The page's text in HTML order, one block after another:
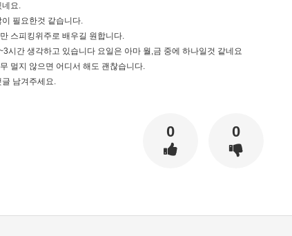
네요.
필요한것 같습니다.
스피킹위주로 배우길 원합니다.
시간 생각하고 있습니다 요일은 아마 월,금 중에 하나일것 같네요
멀지 않으면 어디서 해도 괜찮습니다.
남겨주세요.
0 0